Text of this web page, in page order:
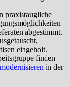
praxistaugliche
abgestimmt.
eingeholt.
finden
in der